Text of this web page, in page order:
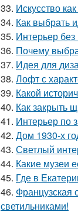
33. Искусство
34. Как выбрать
35. Интерьер без
36. Почему
37. Идея для
38. Лофт с
39. Какой
40. Как закрыть
41. Интерьер по
42. Дом 1930-х
43. Светлый
44. Какие музеи
45. Где в
46. Французская
светильниками!